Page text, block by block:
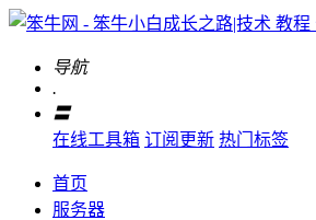
导航
.
〓
在线工具箱 订阅更新 热门标签
首页
服务器